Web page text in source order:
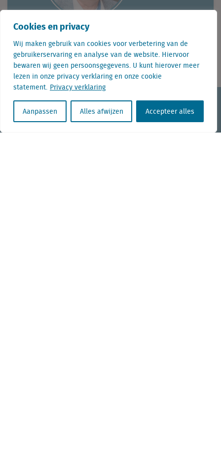
Cookies en privacy
Wij maken gebruik van cookies voor verbetering van de
gebruikerservaring en analyse van de website. Hiervoor
bewaren wij geen persoonsgegevens. U kunt hierover meer
lezen in onze privacy verklaring en onze cookie
statement. Privacy verklaring
Aanpassen Alles afwijzen Accepteer alles
E-mail: info@locatus.com
KvK nr. Utrecht 27129168
BTW nr. 0094.53.465.B.01